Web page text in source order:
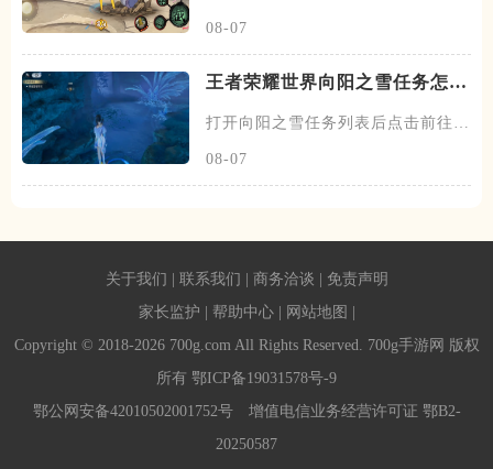
08-07
王者荣耀世界向阳之雪任务怎么
打开向阳之雪任务列表后点击前往探
08-07
关于我们 联系我们 商务洽谈
免责声明
家长监护
帮助中心 网站地图
Copyright © 2018-2026 700g.com All Rights Reserved. 700g手游网 版权
所有 鄂ICP备19031578号-9
鄂公网安备42010502001752号增值电信业务经营许可证 鄂B2-
20250587